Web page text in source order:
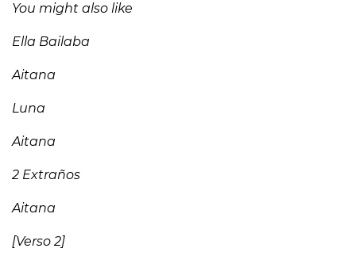
You might also like
Ella Bailaba
Aitana
Luna
Aitana
2 Extraños
Aitana
[Verso 2]